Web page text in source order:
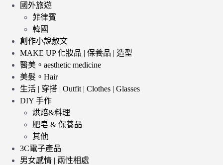
國外旅遊
菲律賓
韓國
創作小說散文
MAKE UP 化妝品 | 保養品 | 造型
醫美。aesthetic medicine
美髮。Hair
生活 | 穿搭 | Outfit | Clothes | Glasses
DIY 手作
烘焙&料理
肥皂 & 保養品
其他
3C電子產品
男女感情 | 兩性相處